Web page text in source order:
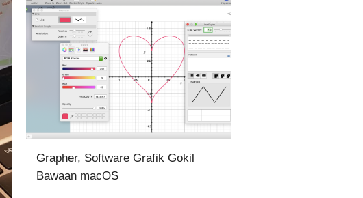
Grapher, Software Grafik Gokil
Bawaan macOS